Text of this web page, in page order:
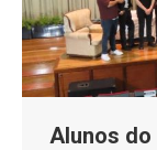
Alunos do